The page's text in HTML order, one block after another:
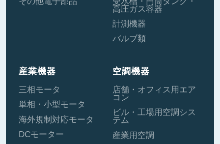
高圧ガス容器
計測機器
バルブ類
産業機器
三相モータ
単相・小型モータ
海外規制対応モータ
DCモーター
空調機器
店舗・オフィス用エア
コン
ビル・工場用空調シス
テム
産業用空調